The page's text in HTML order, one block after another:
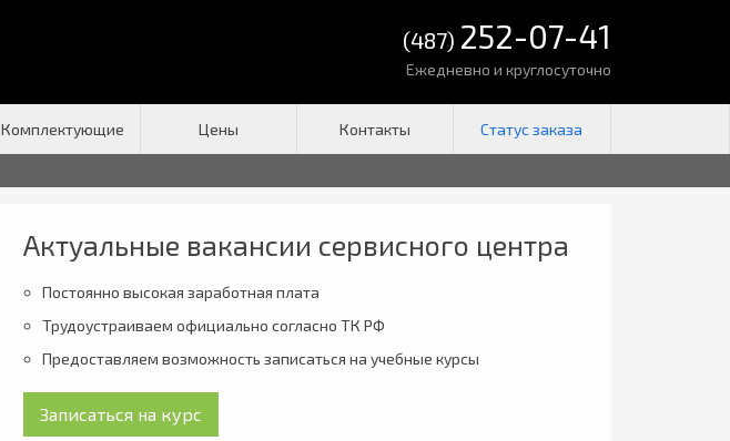
(487) 252-07-41
Ежедневно и круглосуточно
Комплектующие Цены Контакты
Актуальные вакансии сервисного центра
Постоянно высокая заработная плата
Трудоустраиваем официально согласно ТК РФ
Предоставляем возможность записаться на учебные курсы